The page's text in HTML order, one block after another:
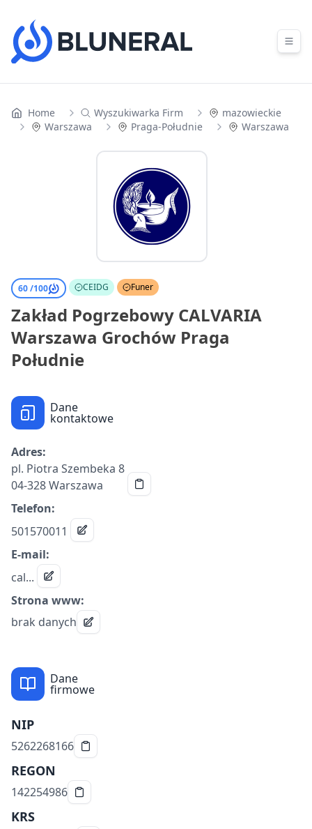
Home Wyszukiwarka Firm
mazowieckie
Warszawa
Praga-Południe Warszawa
60 /100 CEIDG Funer
Zakład Pogrzebowy CALVARIA
Warszawa Grochów Praga
Południe
Dane
kontaktowe
Adres:
pl. Piotra Szembeka 8
04-328 Warszawa
Telefon:
501570011
E-mail:
cal...
Strona www:
brak danych
Dane
firmowe
NIP
5262268166
REGON
142254986
KRS